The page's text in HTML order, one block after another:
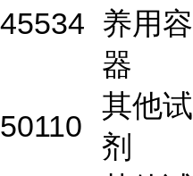
45534 养用容
器
50110
其他试
剂